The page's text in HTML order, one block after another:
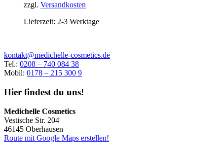
zzgl. Versandkosten
Lieferzeit: 2-3 Werktage
kontakt@medichelle-cosmetics.de
Tel.: 0208 – 740 084 38
Mobil: 0178 – 215 300 9
Hier findest du uns!
Medichelle Cosmetics
Vestische Str. 204
46145 Oberhausen
Route mit Google Maps erstellen!